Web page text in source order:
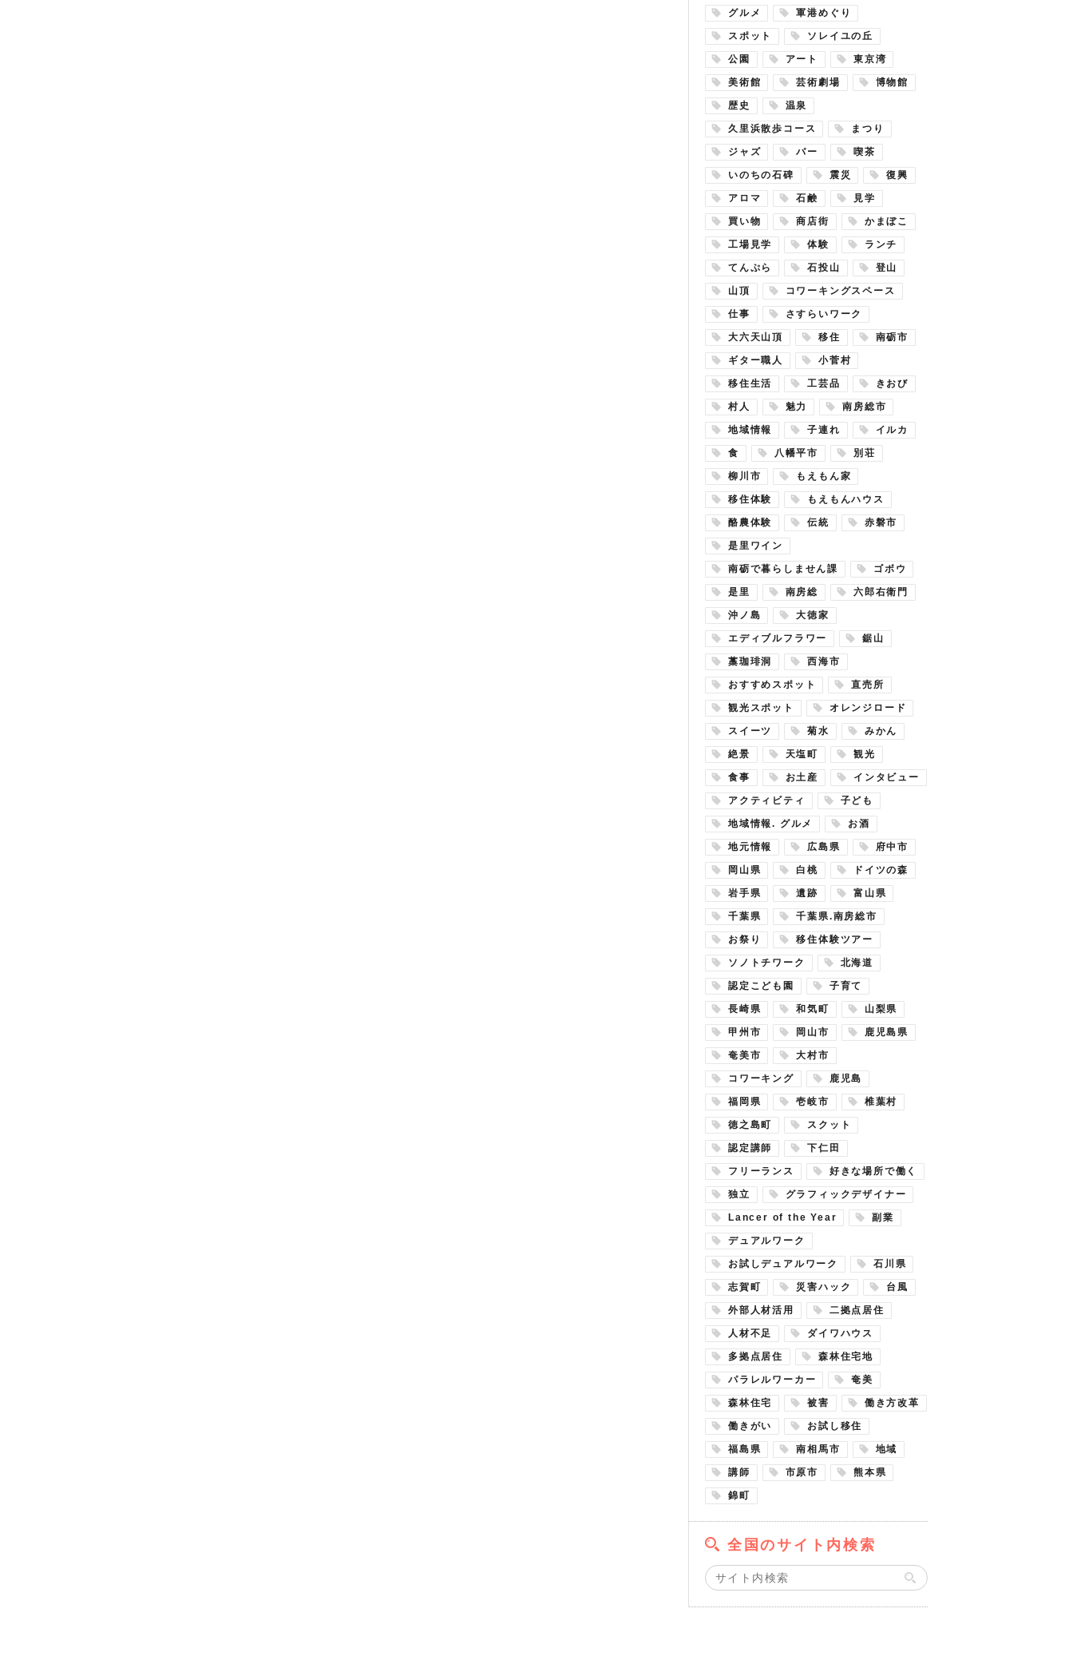
グルメ 軍港めぐり
スポット ソレイユの丘
公園 アート 東京湾
美術館 芸術劇場 博物館
歴史 温泉
久里浜散歩コース まつり
ジャズ バー 喫茶
いのちの石碑 震災 復興
アロマ 石鹸 見学
買い物 商店街 かまぼこ
工場見学 体験 ランチ
てんぷら 石投山 登山
山頂 コワーキングスペース
仕事 さすらいワーク
大六天山頂 移住 南砺市
ギター職人 小菅村
移住生活 工芸品 きおび
村人 魅力 南房総市
地域情報 子連れ イルカ
食 八幡平市 別荘
柳川市 もえもん家
移住体験 もえもんハウス
酪農体験 伝統 赤磐市
是里ワイン
南砺で暮らしません課 ゴボウ
是里 南房総 六郎右衛門
沖ノ島 大徳家
エディブルフラワー 鋸山
藁珈琲洞 西海市
おすすめスポット 直売所
観光スポット オレンジロード
スイーツ 菊水 みかん
絶景 天塩町 観光
食事 お土産 インタビュー
アクティビティ 子ども
地域情報. グルメ お酒
地元情報 広島県 府中市
岡山県 白桃 ドイツの森
岩手県 遺跡 富山県
千葉県 千葉県.南房総市
お祭り 移住体験ツアー
ソノトチワーク 北海道
認定こども園 子育て
長崎県 和気町 山梨県
甲州市 岡山市 鹿児島県
奄美市 大村市
コワーキング 鹿児島
福岡県 壱岐市 椎葉村
徳之島町 スクット
認定講師 下仁田
フリーランス 好きな場所で働く
独立 グラフィックデザイナー
Lancer of the Year 副業
デュアルワーク
お試しデュアルワーク 石川県
志賀町 災害ハック 台風
外部人材活用 二拠点居住
人材不足 ダイワハウス
多拠点居住 森林住宅地
パラレルワーカー 奄美
森林住宅 被害 働き方改革
働きがい お試し移住
福島県 南相馬市 地域
講師 市原市 熊本県
錦町
全国のサイト内検索